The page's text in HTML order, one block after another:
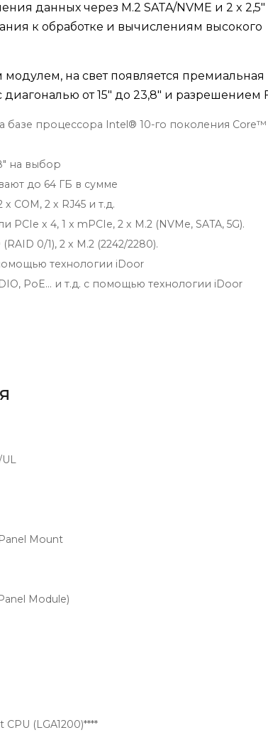
данных через M.2 SATA/NVME и 2 x 2,5"
к обработке и вычислениям высокого
на свет появляется премиальная
от 15" до 23,8" и разрешением
процессора Intel® 10-го поколения Core™
на выбор
до 64 ГБ в сумме
COM, 2 x RJ45 и т.д.
x 4, 1 x mPCIe, 2 x M.2 (NVMe, SATA, 5G).
0/1), 2 x M.2 (2242/2280).
технологии iDoor
PoE... и т.д. с помощью технологии iDoor
UL
Mount
Module)
(LGA1200)****